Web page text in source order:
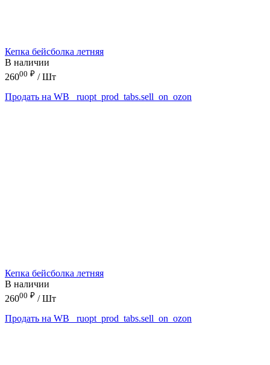
Кепка бейсболка летняя
В наличии
26000 ₽ / Шт
Продать на WB
_ruopt_prod_tabs.sell_on_ozon
Кепка бейсболка летняя
В наличии
26000 ₽ / Шт
Продать на WB
_ruopt_prod_tabs.sell_on_ozon